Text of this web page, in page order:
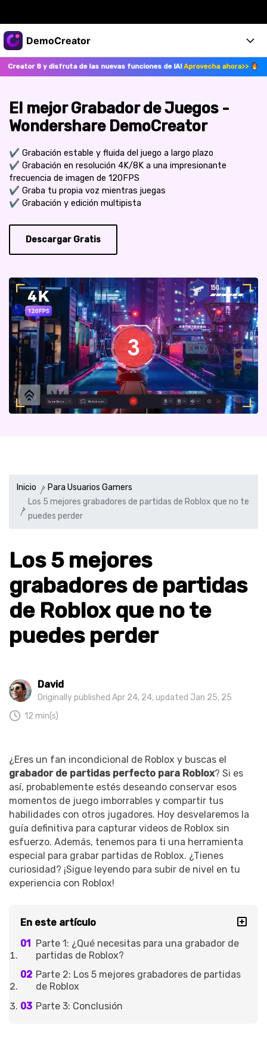
Productos destacados
Creatividad digital con AIGC
Utilidades
Empresas
Soluciones
Sala de prensa
Tienda
Soporte
DemoCreator
Productos
Características
IA
Características IA
Consejos sobre la IA
Soluciones
DemoCreator para
Blog
Encuentra más soluciones >
Ayuda
Empieza
Empresa
disfruta de las nuevas funciones de IA!Aprovecha ahora>> ¡Actualiza
El mejor Grabador de Juegos -
Wondershare DemoCreator
✔ Grabación estable y fluida del juego a largo plazo
✔ Grabación en resolución 4K/8K a una impresionante
frecuencia de imagen de 120FPS
✔ Graba tu propia voz mientras juegas
✔ Grabación y edición multipista
Descargar Gratis
Inicio
Para Usuarios Gamers
Los 5 mejores grabadores de partidas de Roblox que no te
puedes perder
Los 5 mejores
grabadores de partidas
de Roblox que no te
puedes perder
David
Originally published Apr 24, 24, updated Jan 25, 25
12 min(s)
¿Eres un fan incondicional de Roblox y buscas el
grabador de partidas perfecto para Roblox? Si es
así, probablemente estés deseando conservar esos
momentos de juego imborrables y compartir tus
habilidades con otros jugadores. Hoy desvelaremos la
guía definitiva para capturar videos de Roblox sin
esfuerzo. Además, tenemos para ti una herramienta
especial para grabar partidas de Roblox. ¿Tienes
curiosidad? ¡Sigue leyendo para subir de nivel en tu
experiencia con Roblox!
En este artículo
Parte 1: ¿Qué necesitas para una grabador de
partidas de Roblox?
Parte 2: Los 5 mejores grabadores de partidas
de Roblox
Parte 3: Conclusión